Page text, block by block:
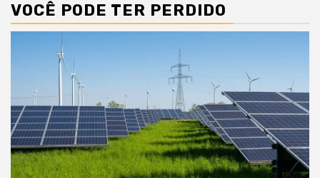
VOCÊ PODE TER PERDIDO